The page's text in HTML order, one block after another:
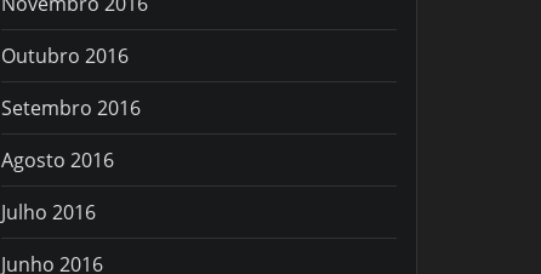
Outubro 2016
Setembro 2016
Agosto 2016
Julho 2016
Junho 2016